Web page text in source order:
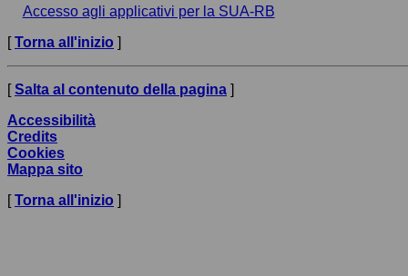
Accesso agli applicativi per la SUA-RB
[Torna all'inizio ]
[Salta al contenuto della pagina ]
Accessibilità
Credits
Cookies
Mappa sito
[Torna all'inizio ]